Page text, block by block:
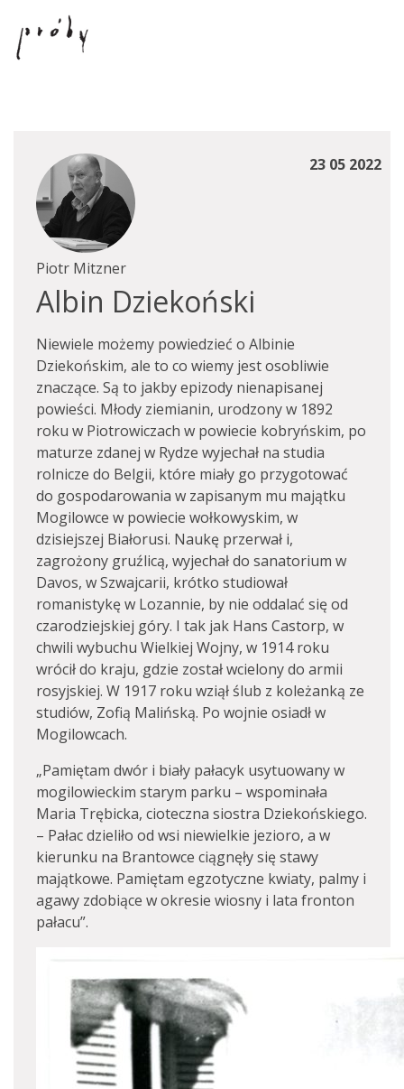
23 05 2022
Piotr Mitzner
Albin Dziekoński
Niewiele możemy powiedzieć o Albinie
Dziekońskim, ale to co wiemy jest osobliwie
znaczące. Są to jakby epizody nienapisanej
powieści. Młody ziemianin, urodzony w 1892
roku w Piotrowiczach w powiecie kobryńskim, po
maturze zdanej w Rydze wyjechał na studia
rolnicze do Belgii, które miały go przygotować
do gospodarowania w zapisanym mu majątku
Mogilowce w powiecie wołkowyskim, w
dzisiejszej Białorusi. Naukę przerwał i,
zagrożony gruźlicą, wyjechał do sanatorium w
Davos, w Szwajcarii, krótko studiował
romanistykę w Lozannie, by nie oddalać się od
czarodziejskiej góry. I tak jak Hans Castorp, w
chwili wybuchu Wielkiej Wojny, w 1914 roku
wrócił do kraju, gdzie został wcielony do armii
rosyjskiej. W 1917 roku wziął ślub z koleżanką ze
studiów, Zofią Malińską. Po wojnie osiadł w
Mogilowcach.
„Pamiętam dwór i biały pałacyk usytuowany w
mogilowieckim starym parku – wspominała
Maria Trębicka, cioteczna siostra Dziekońskiego.
– Pałac dzieliło od wsi niewielkie jezioro, a w
kierunku na Brantowce ciągnęły się stawy
majątkowe. Pamiętam egzotyczne kwiaty, palmy i
agawy zdobiące w okresie wiosny i lata fronton
pałacu”.